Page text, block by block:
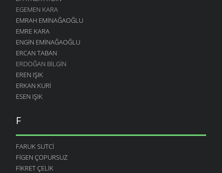
EGEMEN KARA
EMRAH EMINAĞAOĞLU
EMRE KARA
ENGIN EMINAĞAOĞLU
ERCAN TABAN
ERDOĞAN BILGIN
EREN IŞIK
ERKAN KURI
ESEN IŞIK
F
FARUK SUTCI
FIGEN ÇOPURSUZ
FIKRET ÇELIK